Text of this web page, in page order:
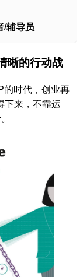
/辅导员
晰的行动战
的时代，创业再
下来，不靠运